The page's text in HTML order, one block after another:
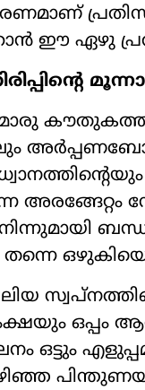
ഈ ഏഴു
ഒപ്പം
ഒട്ടും